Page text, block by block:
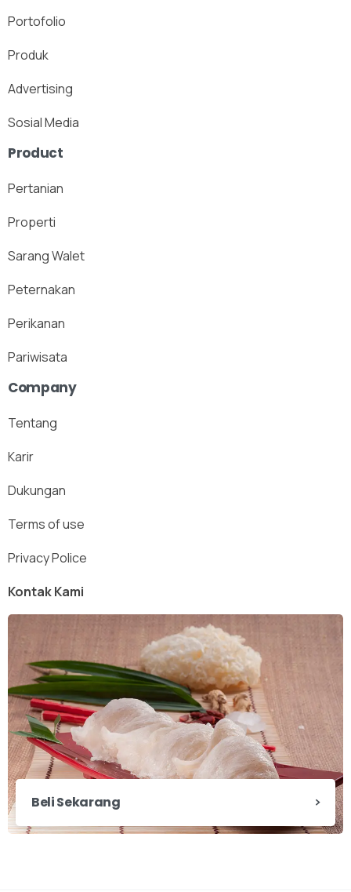
Portofolio
Produk
Advertising
Sosial Media
Product
Pertanian
Properti
Sarang Walet
Peternakan
Perikanan
Pariwisata
Company
Tentang
Karir
Dukungan
Terms of use
Privacy Police
Kontak Kami
Beli Sekarang